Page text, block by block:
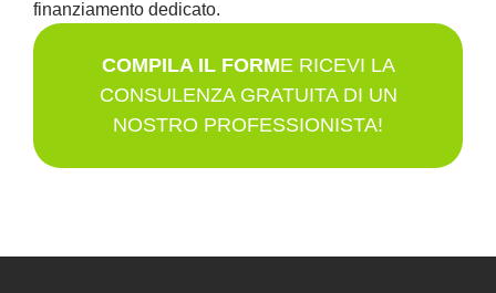
finanziamento dedicato.
COMPILA IL FORME RICEVI LA
CONSULENZA GRATUITA DI UN
NOSTRO PROFESSIONISTA!